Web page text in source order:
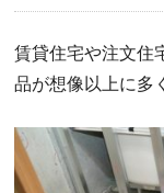
賃貸住宅や注文住
品が想像以上に多